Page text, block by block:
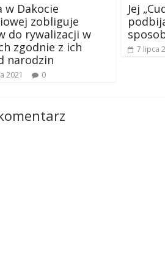
w Dakocie
zobliguje
do rywalizacji w
zgodnie z ich
narodzin
2021 0
Jej
7 lipca